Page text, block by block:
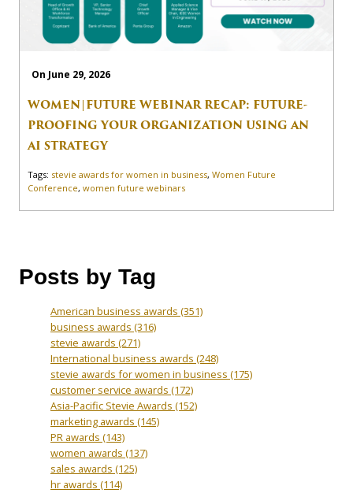
On June 29, 2026
WOMEN|FUTURE WEBINAR RECAP: FUTURE-
PROOFING YOUR ORGANIZATION USING AN
AI STRATEGY
Tags: stevie awards for women in business, Women Future
Conference, women future webinars
Posts by Tag
American business awards (351)
business awards (316)
stevie awards (271)
International business awards (248)
stevie awards for women in business (175)
customer service awards (172)
Asia-Pacific Stevie Awards (152)
marketing awards (145)
PR awards (143)
women awards (137)
sales awards (125)
hr awards (114)